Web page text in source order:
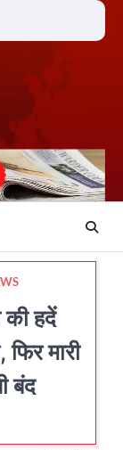
की हदें
मारी
बंद